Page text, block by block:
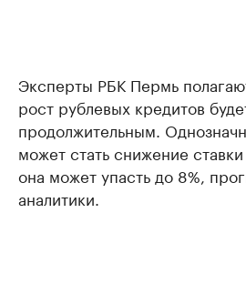
Эксперты РБК Пермь
рост рублевых кредитов
продолжительным.
может стать снижение
она может упасть до 8%,
аналитики.